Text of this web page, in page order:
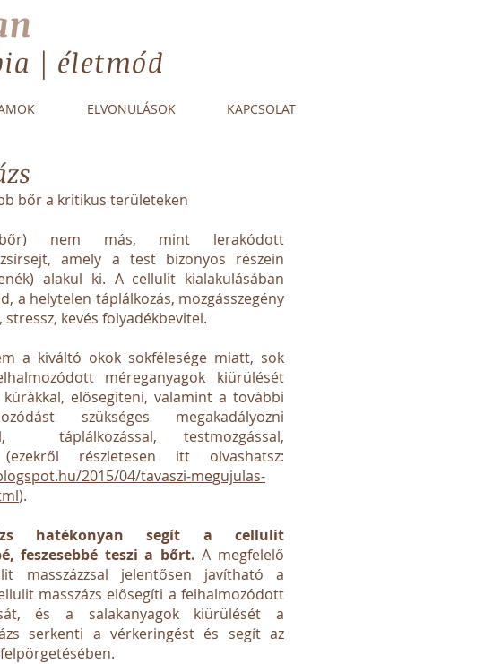
| életmód
ELVONULÁSOK KAPCSOLAT
bőr a kritikus területeken
nem más, mint lerakódott
amely a test bizonyos részein
alakul ki. A cellulit kialakulásában
a helytelen táplálkozás, mozgásszegény
kevés folyadékbevitel.
a kiváltó okok sokfélesége miatt, sok
méreganyagok kiürülését
elősegíteni, valamint a további
szükséges megakadályozni
táplálkozással, testmozgással,
(ezekről részletesen itt olvashatsz:
2015/04/tavaszi-megujulas-
).
hatékonyan segít a cellulit
feszesebbé teszi a bőrt.A megfelelő
masszázzsal jelentősen javítható a
masszázs elősegíti a felhalmozódott
és a salakanyagok kiürülését a
serkenti a vérkeringést és segít az